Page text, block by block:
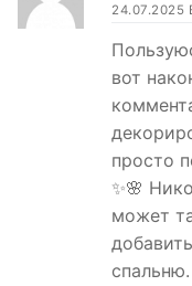
24.07.2025
вот
просто
✨🌸
может